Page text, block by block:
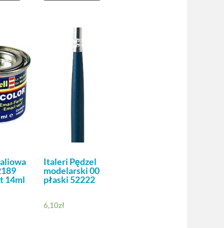
14ml
Italeri Pędzel
modelarski 00
płaski 52222
6,10zł